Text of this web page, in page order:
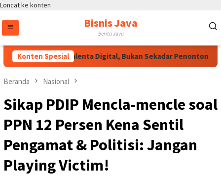
Loncat ke konten
Bisnis Java
Berita Java
Konten Spesial
Jadilah Talenta Digital, Bukan Sekadar Penonton di Era E-
Beranda Nasional
Sikap PDIP Mencla-mencle soal
PPN 12 Persen Kena Sentil
Pengamat & Politisi: Jangan
Playing Victim!